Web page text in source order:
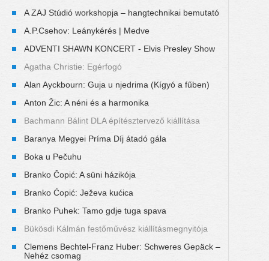
A ZAJ Stúdió workshopja – hangtechnikai bemutató
A.P.Csehov: Leánykérés | Medve
ADVENTI SHAWN KONCERT - Elvis Presley Show
Agatha Christie: Egérfogó
Alan Ayckbourn: Guja u njedrima (Kígyó a fűben)
Anton Žic: A néni és a harmonika
Bachmann Bálint DLA építésztervező kiállítása
Baranya Megyei Príma Díj átadó gála
Boka u Pečuhu
Branko Čopić: A süni házikója
Branko Ćopić: Ježeva kućica
Branko Puhek: Tamo gdje tuga spava
Bükösdi Kálmán festőművész kiállításmegnyitója
Clemens Bechtel-Franz Huber: Schweres Gepäck –
Nehéz csomag